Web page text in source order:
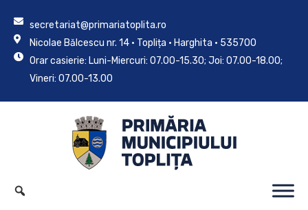
secretariat@primariatoplita.ro
Nicolae Bălcescu nr. 14 • Toplița • Harghita • 535700
Orar casierie: Luni-Miercuri: 07.00-15.30; Joi: 07.00-18.00;
Vineri: 07.00-13.00